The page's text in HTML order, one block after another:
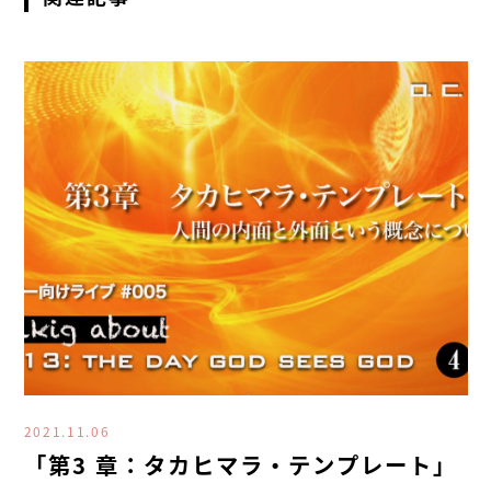
2021.11.06
「第3 章：タカヒマラ・テンプレート」